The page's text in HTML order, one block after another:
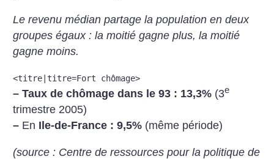
Le revenu médian partage la population en deux
groupes égaux : la moitié gagne plus, la moitié
gagne moins.
<titre|titre=Fort chômage>
– Taux de chômage dans le 93 : 13,3% (3e
trimestre 2005)
– En Ile-de-France : 9,5% (même période)
(source : Centre de ressources pour la politique de